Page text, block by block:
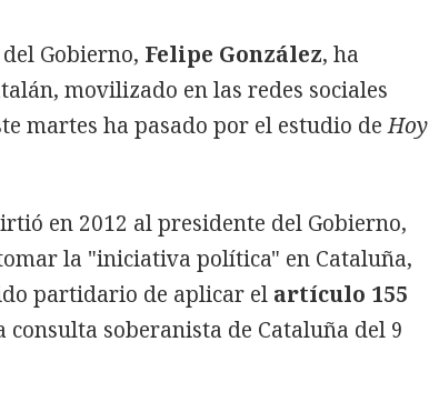
Gobierno, Felipe González, ha
movilizado en las redes sociales
martes ha pasado por el estudio deHoy
en 2012 al presidente del Gobierno,
la "iniciativa política" en Cataluña,
partidario de aplicar el artículo 155
soberanista de Cataluña del 9